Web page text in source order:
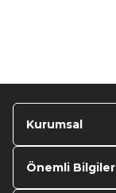
Kurumsal
Önemli Bilgiler